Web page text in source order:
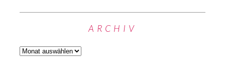
ARCHIV